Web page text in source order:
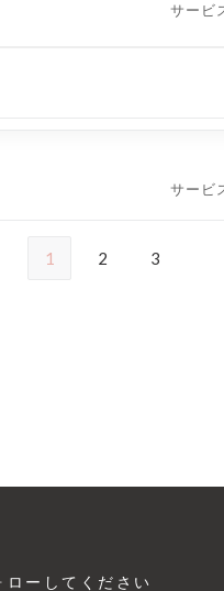
サービ
サービ
1 2 3
ローしてください